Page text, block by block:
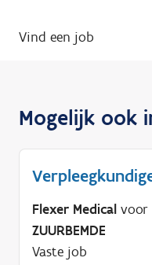
Vind een job
Mogelijk ook
Flexer Medical voor
ZUURBEMDE
Vaste job